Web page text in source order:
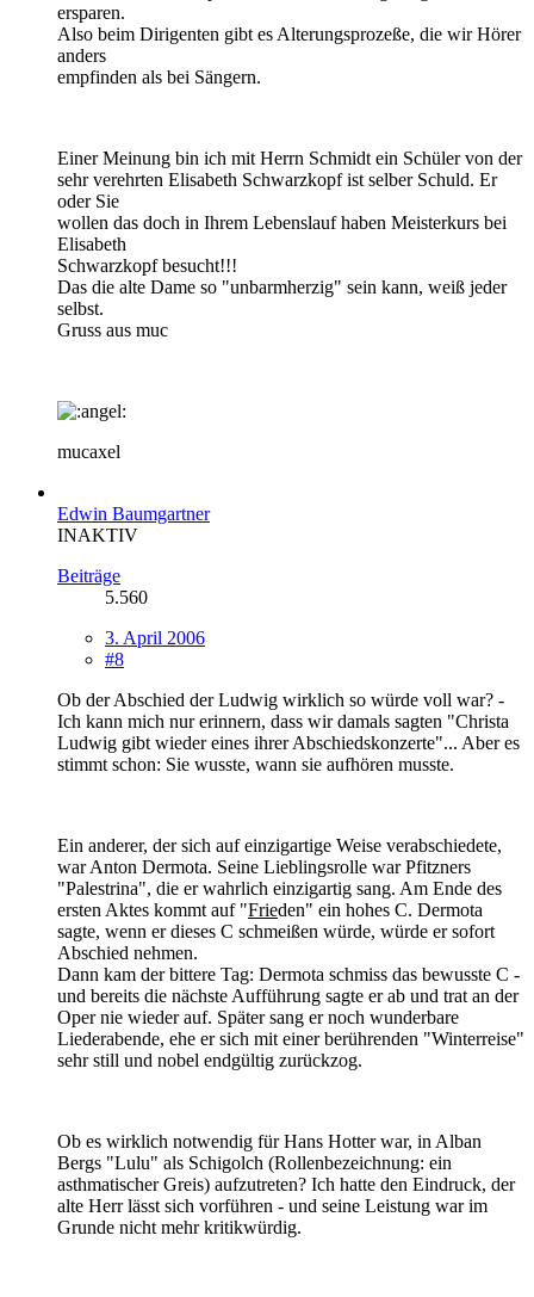
ersparen.
Also beim Dirigenten gibt es Alterungsprozeße, die wir Hörer
anders
empfinden als bei Sängern.
Einer Meinung bin ich mit Herrn Schmidt ein Schüler von der
sehr verehrten Elisabeth Schwarzkopf ist selber Schuld. Er
oder Sie
wollen das doch in Ihrem Lebenslauf haben Meisterkurs bei
Elisabeth
Schwarzkopf besucht!!!
Das die alte Dame so "unbarmherzig" sein kann, weiß jeder
selbst.
Gruss aus muc
mucaxel
Edwin Baumgartner
INAKTIV
Beiträge
5.560
3. April 2006
#8
Ob der Abschied der Ludwig wirklich so würde voll war? -
Ich kann mich nur erinnern, dass wir damals sagten "Christa
Ludwig gibt wieder eines ihrer Abschiedskonzerte"... Aber es
stimmt schon: Sie wusste, wann sie aufhören musste.
Ein anderer, der sich auf einzigartige Weise verabschiedete,
war Anton Dermota. Seine Lieblingsrolle war Pfitzners
"Palestrina", die er wahrlich einzigartig sang. Am Ende des
ersten Aktes kommt auf "Frieden" ein hohes C. Dermota
sagte, wenn er dieses C schmeißen würde, würde er sofort
Abschied nehmen.
Dann kam der bittere Tag: Dermota schmiss das bewusste C -
und bereits die nächste Aufführung sagte er ab und trat an der
Oper nie wieder auf. Später sang er noch wunderbare
Liederabende, ehe er sich mit einer berührenden "Winterreise"
sehr still und nobel endgültig zurückzog.
Ob es wirklich notwendig für Hans Hotter war, in Alban
Bergs "Lulu" als Schigolch (Rollenbezeichnung: ein
asthmatischer Greis) aufzutreten? Ich hatte den Eindruck, der
alte Herr lässt sich vorführen - und seine Leistung war im
Grunde nicht mehr kritikwürdig.